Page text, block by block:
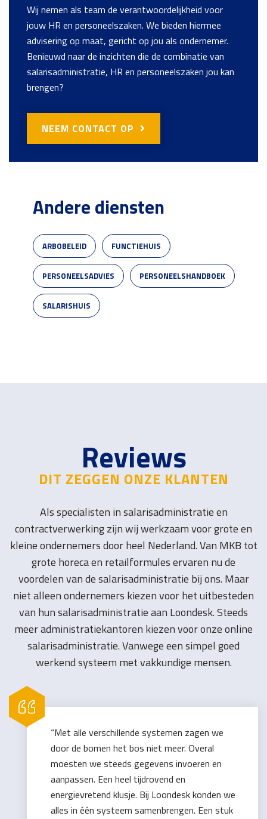
Wij nemen als team de verantwoordelijkheid voor
jouw HR en personeelszaken. We bieden hiermee
advisering op maat, gericht op jou als ondernemer.
Benieuwd naar de inzichten die de combinatie van
salarisadministratie, HR en personeelszaken jou kan
brengen?
NEEM CONTACT OP
Andere diensten
ARBOBELEID FUNCTIEHUIS
PERSONEELSADVIES PERSONEELSHANDBOEK
SALARISHUIS
Reviews
DIT ZEGGEN ONZE KLANTEN
Als specialisten in salarisadministratie en
contractverwerking zijn wij werkzaam voor grote en
kleine ondernemers door heel Nederland. Van MKB tot
grote horeca en retailformules ervaren nu de
voordelen van de salarisadministratie bij ons. Maar
niet alleen ondernemers kiezen voor het uitbesteden
van hun salarisadministratie aan Loondesk. Steeds
meer administratiekantoren kiezen voor onze online
salarisadministratie. Vanwege een simpel goed
werkend systeem met vakkundige mensen.
“Met alle verschillende systemen zagen we
door de bomen het bos niet meer. Overal
moesten we steeds gegevens invoeren en
aanpassen. Een heel tijdrovend en
energievretend klusje. Bij Loondesk konden we
alles in één systeem samenbrengen. Een stuk